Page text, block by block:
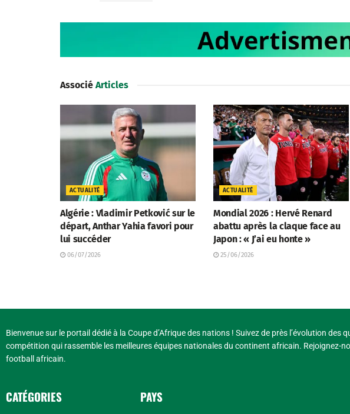
Associé Articles
ACTUALITÉ
Algérie : Vladimir Petković sur le
départ, Anthar Yahia favori pour
lui succéder
06/07/2026
ACTUALITÉ
Mondial 2026 : Hervé Renard
abattu après la claque face au
Japon : « J’ai eu honte »
25/06/2026
Bienvenue sur le portail dédié à la Coupe d’Afrique des nations ! Suivez de près l’évolution
compétition qui rassemble les meilleures équipes nationales du continent africain. Rejoignez-
football africain.
CATÉGORIES PAYS